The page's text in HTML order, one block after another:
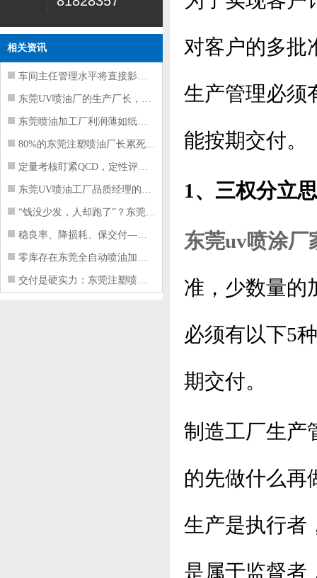
相关资讯
车间主任管理水平将直接影响东莞注塑件
东莞UV喷油厂的生产厂长，到底在给工
东莞喷油加工厂利润薄如纸？这四项基本
80%的东莞注塑喷油厂长累死累活，利
定量考核盯紧QCD，定性评价看好配合
东莞UV喷油工厂品质经理的四项核心管
“钱没少发，人却跑了”？东莞注塑喷油
稳良率、降损耗、保交付——东莞这家U
零库存在东莞全自动喷油加工厂不可行的
交付是硬实力：东莞注塑喷油厂如何用齐
对客户的多批
生产管理必须
能按期交付。
1、三权分立
东莞uv喷涂厂
准，少数量的
必须有以下5
期交付。
制造工厂生产
的先做什么再
生产是执行者
是属于监督者